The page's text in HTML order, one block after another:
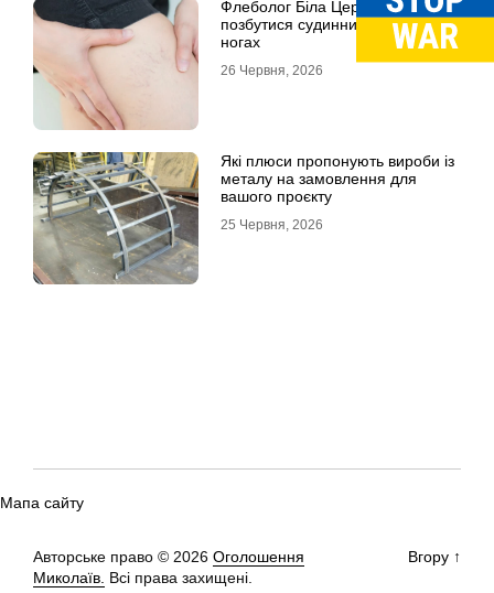
Флеболог Біла Церква: як
позбутися судинних зірочок на
ногах
26 Червня, 2026
Які плюси пропонують вироби із
металу на замовлення для
вашого проєкту
25 Червня, 2026
Мапа сайту
Авторське право © 2026 Оголошення
Миколаїв. Всі права захищені.
Вгору ↑